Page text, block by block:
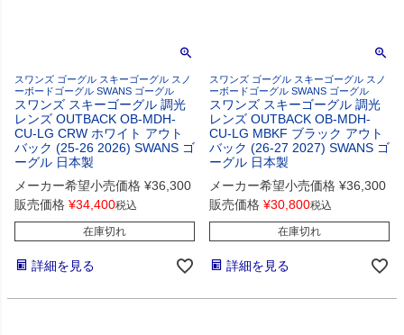
スワンズ ゴーグル スキーゴーグル スノ
ーボードゴーグル SWANS ゴーグル
スワンズ スキーゴーグル 調光
レンズ OUTBACK OB-MDH-
CU-LG CRW ホワイト アウト
バック (25-26 2026) SWANS ゴ
ーグル 日本製
メーカー希望小売価格 ¥36,300
販売価格 ¥34,400税込
在庫切れ
詳細を見る
スワンズ ゴーグル スキーゴーグル スノ
ーボードゴーグル SWANS ゴーグル
スワンズ スキーゴーグル 調光
レンズ OUTBACK OB-MDH-
CU-LG MBKF ブラック アウト
バック (26-27 2027) SWANS ゴ
ーグル 日本製
メーカー希望小売価格 ¥36,300
販売価格 ¥30,800税込
在庫切れ
詳細を見る